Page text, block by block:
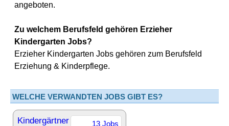
angeboten.
Zu welchem Berufsfeld gehören Erzieher
Kindergarten Jobs?
Erzieher Kindergarten Jobs gehören zum Berufsfeld
Erziehung & Kinderpflege.
WELCHE VERWANDTEN JOBS GIBT ES?
Kindergärtner 13 Jobs